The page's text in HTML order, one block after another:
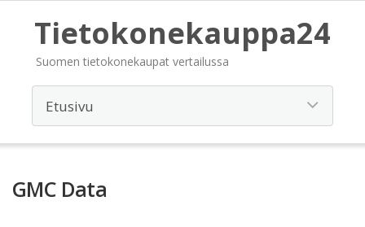
Tietokonekauppa24
Suomen tietokonekaupat vertailussa
GMC Data